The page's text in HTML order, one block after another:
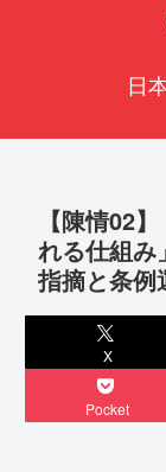
日
【陳情02
れる仕組み
指摘と条例
X
Pocket